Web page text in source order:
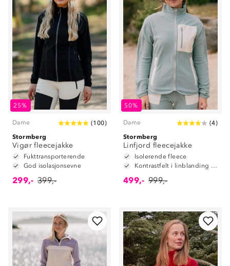
25%
Dame (100)
Stormberg
Vigør fleecejakke
Fukttransporterende
God isolasjonsevne
299,- 399,-
50%
Dame (4)
Stormberg
Linfjord fleecejakke
Isolerende fleece
Kontrastfelt i linblanding på albuene
499,- 999,-